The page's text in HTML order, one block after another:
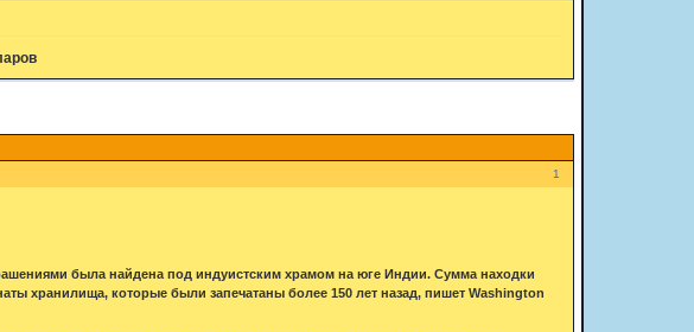
1
была найдена под индуистским храмом на юге Индии. Сумма находки
хранилища, которые были запечатаны более 150 лет назад, пишет Washington